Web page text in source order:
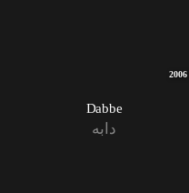
2006
Dabbe
دابه